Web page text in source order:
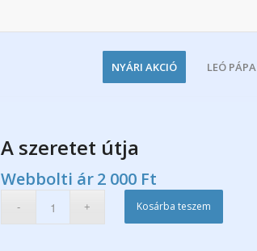
NYÁRI AKCIÓ LEÓ PÁPA
A szeretet útja
Webbolti ár2 000 Ft
Kosárba teszem